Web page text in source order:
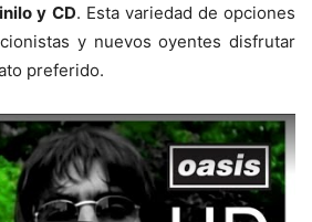
y CD. Esta variedad de opciones
y nuevos oyentes disfrutar
preferido.